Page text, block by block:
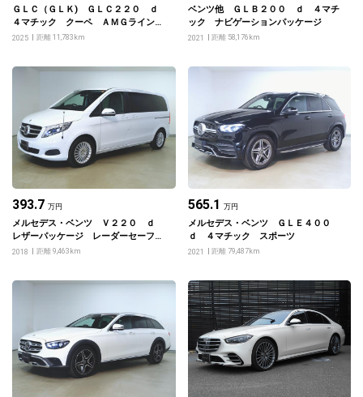
ＧＬＣ（ＧＬＫ) ＧＬＣ２２０ ｄ
４マチック クーペ ＡＭＧラインパ
ッケージ
2025 距離 11,783km
ベンツ他 ＧＬＢ２００ ｄ ４マチ
ック ナビゲーションパッケージ
2021 距離 58,176km
393.7 万円
メルセデス・ベンツ Ｖ２２０ ｄ
レザーパッケージ レーダーセーフテ
ィーパッケージ
2018 距離 9,463km
565.1 万円
メルセデス・ベンツ ＧＬＥ４００
ｄ ４マチック スポーツ
2021 距離 79,487km